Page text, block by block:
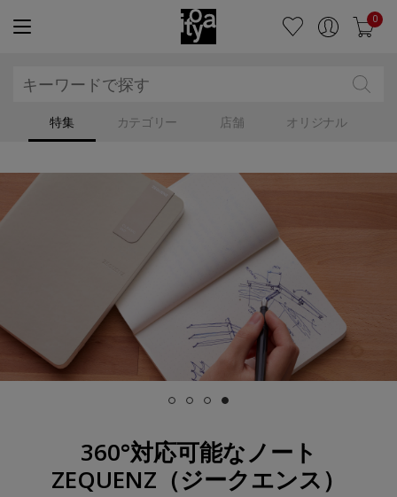
0
特集 カテゴリー 店舗 オリジナル
360°対応可能なノート
ZEQUENZ（ジークエンス）